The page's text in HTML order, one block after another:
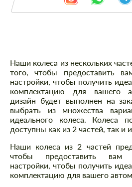
Описание
Наши колеса из нескольких
того, чтобы предоставить
настройки, чтобы получить
комплектацию для вашего
дизайн будет выполнен на
выбрать из множества
идеального колеса. Колеса
доступны как из 2 частей, так и
Наши колеса из 2 частей
чтобы предоставить вам
настройки, чтобы получить
комплектацию для вашего